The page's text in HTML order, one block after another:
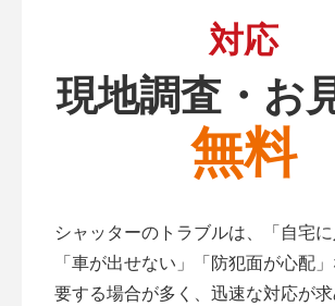
対応
現地調査・お
無料
シャッターのトラブルは、「自宅に
「車が出せない」「防犯面が心配
要する場合が多く、迅速な対応が求